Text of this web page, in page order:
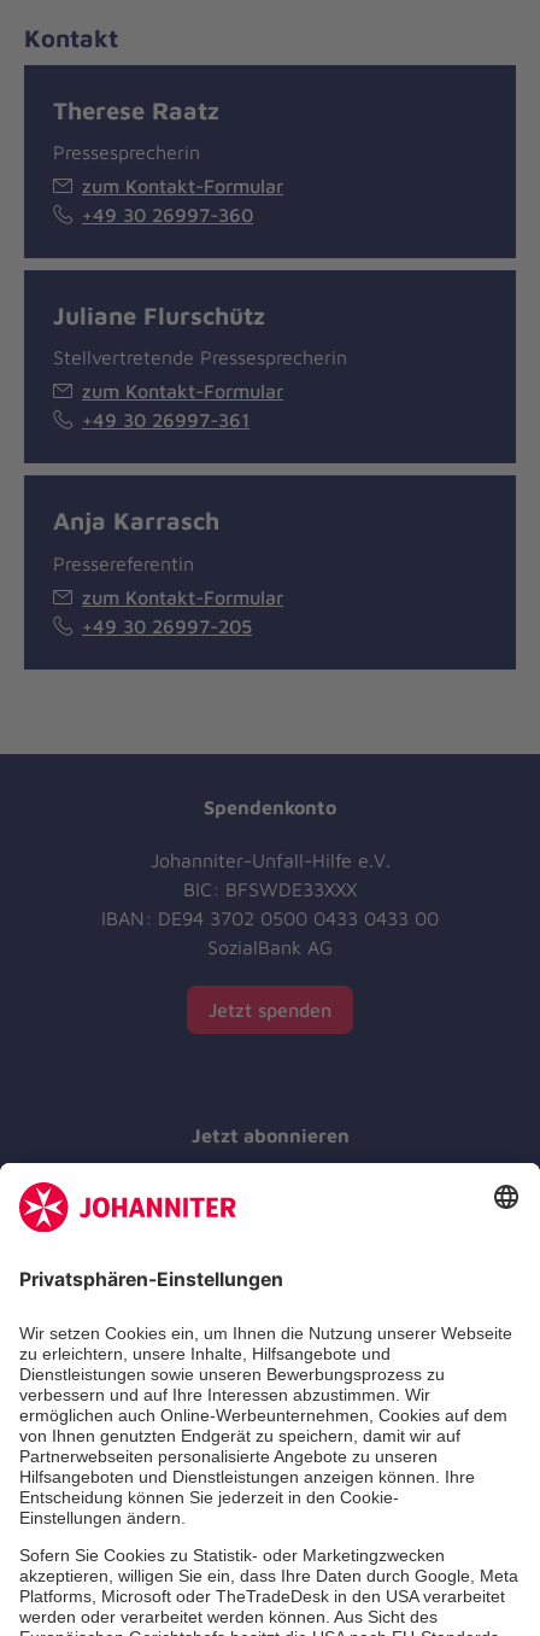
Kontakt
Therese Raatz
Pressesprecherin
zum Kontakt-Formular
+49 30 26997-360
Juliane Flurschütz
Stellvertretende Pressesprecherin
zum Kontakt-Formular
+49 30 26997-361
Anja Karrasch
Pressereferentin
zum Kontakt-Formular
+49 30 26997-205
Spendenkonto
Johanniter-Unfall-Hilfe e.V.
BIC: BFSWDE33XXX
IBAN: DE94 3702 0500 0433 0433 00
SozialBank AG
Jetzt spenden
Jetzt abonnieren
Abständen über unsere Arbeit.
Jetzt abonnieren
Zertifizierung der Johanniter-Unfall-Hilfe e.V.
Über uns
Vor Ort